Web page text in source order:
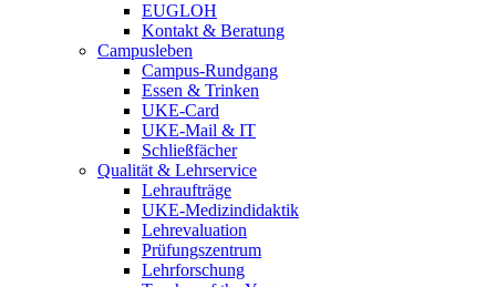
EUGLOH
Kontakt & Beratung
Campusleben
Campus-Rundgang
Essen & Trinken
UKE-Card
UKE-Mail & IT
Schließfächer
Qualität & Lehrservice
Lehraufträge
UKE-Medizindidaktik
Lehrevaluation
Prüfungszentrum
Lehrforschung